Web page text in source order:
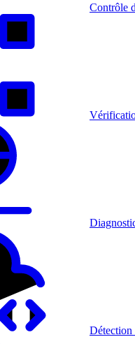
Contrôle
Détection